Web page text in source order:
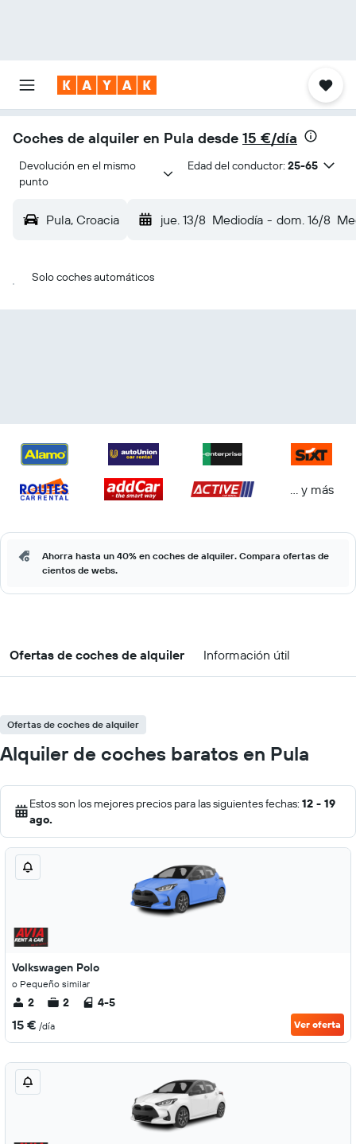
Coches de alquiler en Pula desde 15 €/día
Devolución en el mismo
punto
Edad del conductor: 25-65
Pula, Croacia jue. 13/8 Mediodía - dom. 16/8
Solo coches automáticos
… y más
Ahorra hasta un 40% en coches de alquiler. Compara ofertas de
cientos de webs.
Ofertas de coches de alquiler Información útil
Ofertas de coches de alquiler
Alquiler de coches baratos en Pula
Estos son los mejores precios para las siguientes fechas: 12 - 19
ago.
Volkswagen Polo
o Pequeño similar
2 2 4-5
15 € /día Ver oferta